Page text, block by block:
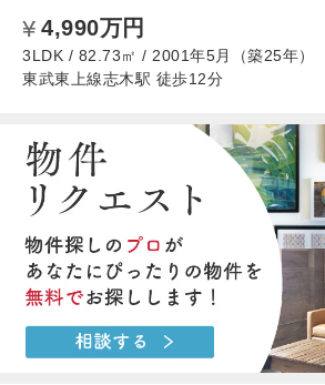
4,990万円
3LDK / 82.73㎡ / 2001年5月（築25年）
東武東上線志木駅 徒歩12分